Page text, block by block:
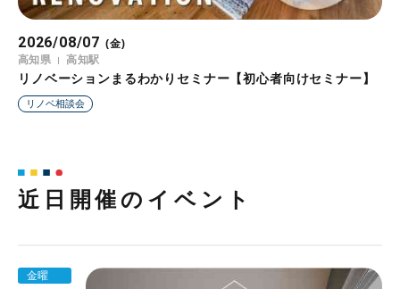
2026/08/07 (金)
高知県
高知駅
リノベーションまるわかりセミナー【初心者向けセミナー】
リノベ相談会
2026/08/08 (土)
埼玉県
本庄早稲田
リノベーションまるわかりセミナー【初心者向けセミナー】
リノベ相談会
2026/08/09 (日)
静岡県
県立美術館前駅
リノベーションまるわかりセミナー【初心者向けセミナー】
リノベ相談会
2026/08/10 (月)
山形県
リノベーションまるわかりセミナー【初心者向けセミナー】
リノベ相談会
2026/08/11 (火)
大阪府
都島駅
リノベーションまるわかりセミナー【初心者向けセミナー】
リノベ相談会
2026/08/12 (水)
静岡県
県立美術館前駅
知らないと損する住宅ローンの話【住宅ローンセミナー 】
ローンセミナー
2026/08/13 (木)
埼玉県
上尾
リノベーションまるわかりセミナー【初心者向けセミナー】
リノベ相談会
近日開催のイベント
金曜